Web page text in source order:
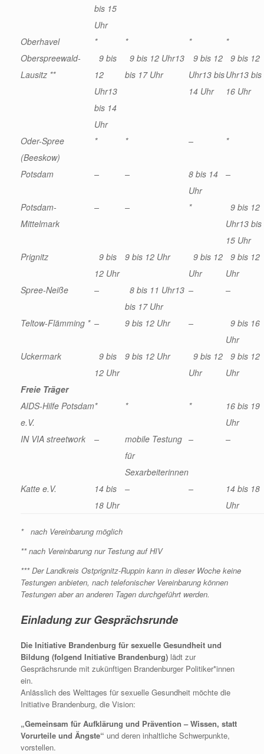
bis 15
Uhr
Oberhavel
* * *
*
Oberspreewald-
Lausitz **
9 bis
12
Uhr13
bis 14
Uhr
9 bis 12 Uhr13
bis 17 Uhr
9 bis 12
Uhr13 bis
14 Uhr
9 bis 12
Uhr13 bis
16 Uhr
Oder-Spree
(Beeskow)
* * – *
Potsdam – –
8 bis 14
Uhr
–
Potsdam-
Mittelmark
– – *
9 bis 12
Uhr13 bis
15 Uhr
Prignitz
9 bis
12 Uhr
9 bis 12 Uhr
9 bis 12
Uhr
9 bis 12
Uhr
Spree-Neiße
– 8 bis 11 Uhr13
bis 17 Uhr
– –
Teltow-Flämming * – 9 bis 12 Uhr –
9 bis 16
Uhr
Uckermark
9 bis
12 Uhr
9 bis 12 Uhr
9 bis 12
Uhr
9 bis 12
Uhr
Freie Träger
AIDS-Hilfe Potsdam
e.V.
* * *
16 bis 19
Uhr
IN VIA streetwork
–
mobile Testung
für
Sexarbeiterinnen
– –
Katte e.V.
14 bis
18 Uhr
– –
14 bis 18
Uhr
* nach Vereinbarung möglich
** nach Vereinbarung nur Testung auf HIV
*** Der Landkreis Ostprignitz-Ruppin kann in dieser Woche keine
Testungen anbieten, nach telefonischer Vereinbarung können
Testungen aber an anderen Tagen durchgeführt werden.
Einladung zur Gesprächsrunde
Die Initiative Brandenburg für sexuelle Gesundheit und
Bildung (folgend Initiative Brandenburg) lädt zur
Gesprächsrunde mit zukünftigen Brandenburger Politiker*innen
ein.
Anlässlich des Welttages für sexuelle Gesundheit möchte die
Initiative Brandenburg, die Vision:
„Gemeinsam für Aufklärung und Prävention – Wissen, statt
Vorurteile und Ängste“ und deren inhaltliche Schwerpunkte,
vorstellen.